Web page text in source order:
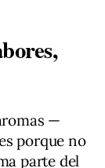
—
porque no
parte del